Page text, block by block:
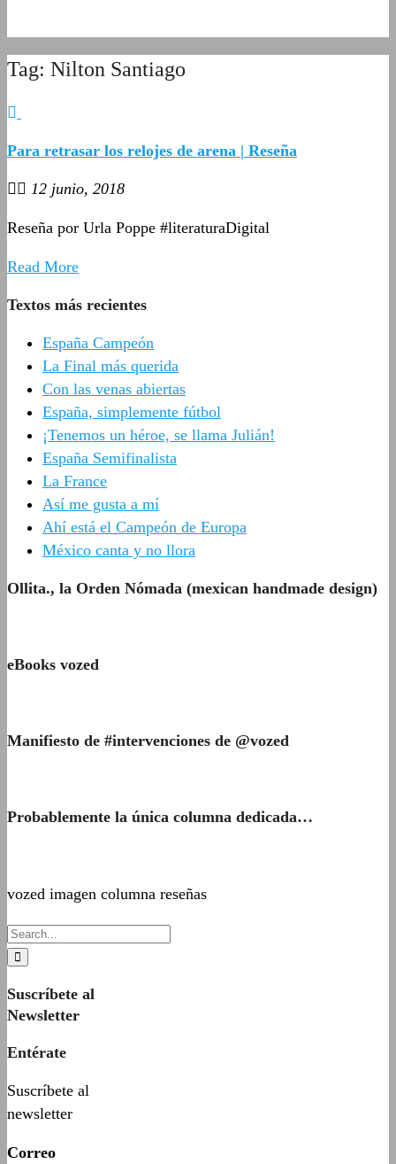
Tag: Nilton Santiago
Para retrasar los relojes de arena | Reseña
12 junio, 2018
Reseña por Urla Poppe #literaturaDigital
Read More
Textos más recientes
España Campeón
La Final más querida
Con las venas abiertas
España, simplemente fútbol
¡Tenemos un héroe, se llama Julián!
España Semifinalista
La France
Así me gusta a mí
Ahí está el Campeón de Europa
México canta y no llora
Ollita., la Orden Nómada (mexican handmade design)
eBooks vozed
Manifiesto de #intervenciones de @vozed
Probablemente la única columna dedicada…
vozed imagen columna reseñas
Suscríbete al
Newsletter
Entérate
Suscríbete al
newsletter
Correo